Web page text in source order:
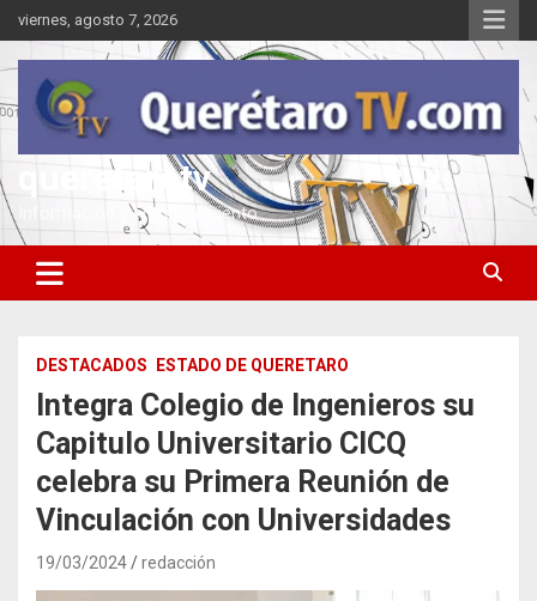
Saltar
al
contenido
viernes, agosto 7, 2026
queretarotv
Información y entretenimiento
DESTACADOS ESTADO DE QUERETARO
Integra Colegio de Ingenieros su
Capitulo Universitario CICQ
celebra su Primera Reunión de
Vinculación con Universidades
19/03/2024 redacción